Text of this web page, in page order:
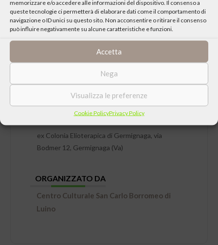
memorizzare e/o accedere alle informazioni del dispositivo. Il consenso a
queste tecnologie ci permetterà di elaborare dati come il comportamento di
navigazione o ID unici su questo sito. Non acconsentire o ritirare il consenso
può influire negativamente su alcune caratteristiche e funzioni.
Accetta
Nega
Visualizza le preferenze
Cookie PolicyPrivacy Policy
Venerdì 13 Aprile 2018 ore 21:00
LUOGO
ex Colonia Elioterapica di Germignaga, via
Bodmer 12, Germignaga (Va)
ORGANIZZATO DA
Centro Culturale San Carlo Borromeo di
Luino